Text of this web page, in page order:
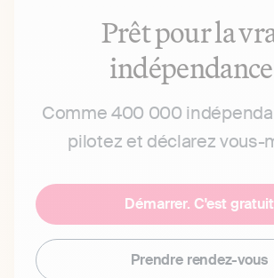
Prêt pour la
Comme 400 000
pilotez et déclarez vous-
Démarrer. C'est gratuit
Prendre rendez-vous